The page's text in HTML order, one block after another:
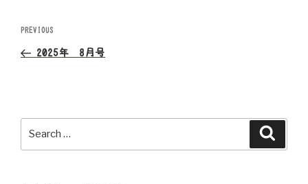
投
稿
ビ
ゲ
Previous
Post
PREVIOUS
2025年 8月号